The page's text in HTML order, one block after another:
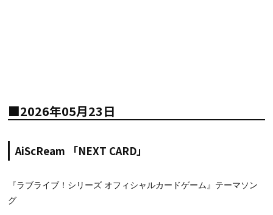
■2026年05月23日
AiScReam 「NEXT CARD」
『ラブライブ！シリーズ オフィシャルカードゲーム』テーマソン
グ